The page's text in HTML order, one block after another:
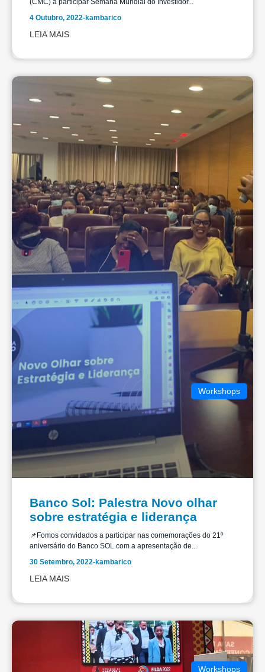
(CMC) a participar Semana Mundial do Investidor...
4 Outubro, 2022-kambarico
LEIA MAIS
Workshops
Banco Sol: Palestra Novo olhar
sobre estratégia e liderança
📌Fomos convidados a participar nas comemorações do 21º
aniversário do Banco SOL com a apresentação de...
30 Setembro, 2022-kambarico
LEIA MAIS
Workshops